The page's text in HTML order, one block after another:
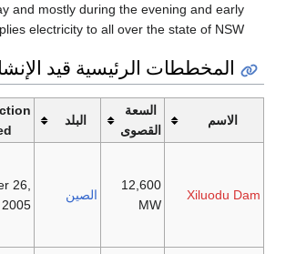
hours of the day and mostly during
night. It supplies electricity to all
قيد الإنشاء
البلد
Construction
started
Scheduled
completion
الصين
December 26,
2005
2015